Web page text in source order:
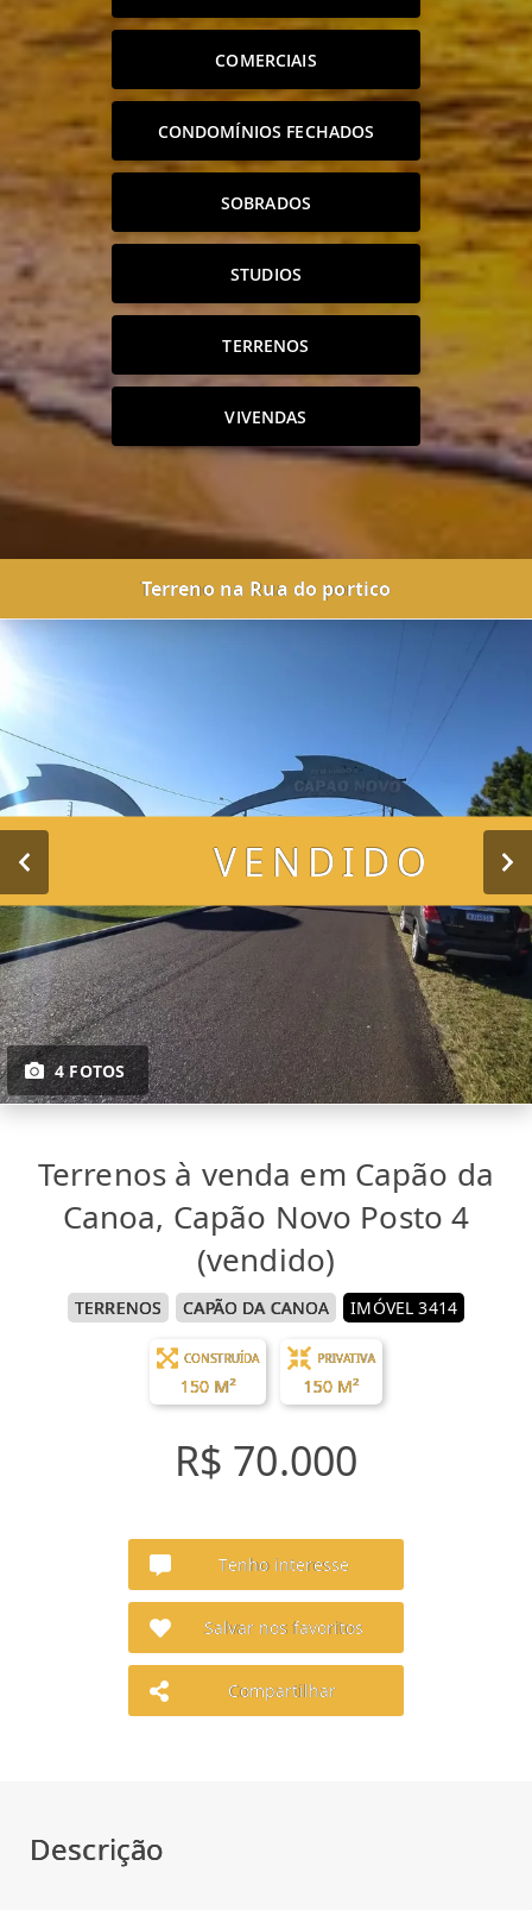
COMERCIAIS
CONDOMÍNIOS FECHADOS
SOBRADOS
STUDIOS
TERRENOS
VIVENDAS
Terreno na Rua do portico
4 FOTOS
VENDIDO
Terrenos à venda em Capão da
Canoa, Capão Novo Posto 4
(vendido)
TERRENOS CAPÃO DA CANOA IMÓVEL 3414
CONSTRUÍDA
150 M²
PRIVATIVA
150 M²
R$ 70.000
Tenho interesse
Salvar nos favoritos
Compartilhar
Descrição